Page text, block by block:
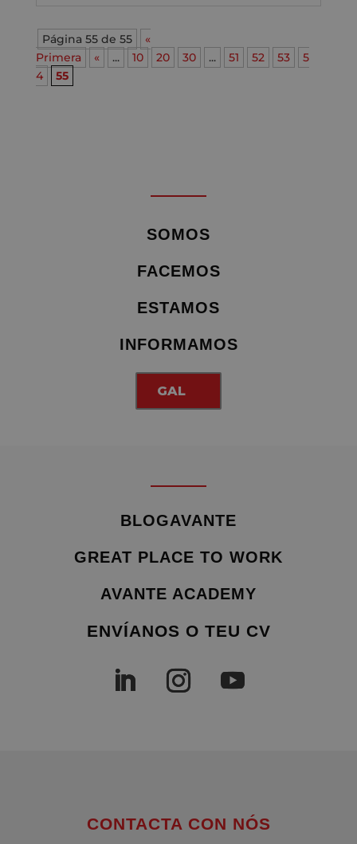
Página 55 de 55
«
Primera
« ... 10 20 30 ... 51 52 53
5
4
55
SOMOS
FACEMOS
ESTAMOS
INFORMAMOS
GAL
BLOGAVANTE
GREAT PLACE TO WORK
AVANTE ACADEMY
ENVÍANOS O TEU CV
CONTACTA CON NÓS